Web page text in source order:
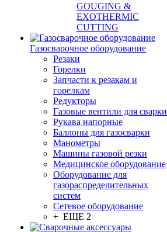
GOUGING &
EXOTHERMIC
CUTTING
Газосварочное оборудование
Резаки
Горелки
Запчасти к резакам и
горелкам
Редукторы
Газовые вентили для сварки
Рукава напорные
Баллоны для газосварки
Манометры
Машины газовой резки
Медицинское оборудование
Оборудование для
газораспределительных
систем
Сетевое оборудование
+ ЕЩЕ 2